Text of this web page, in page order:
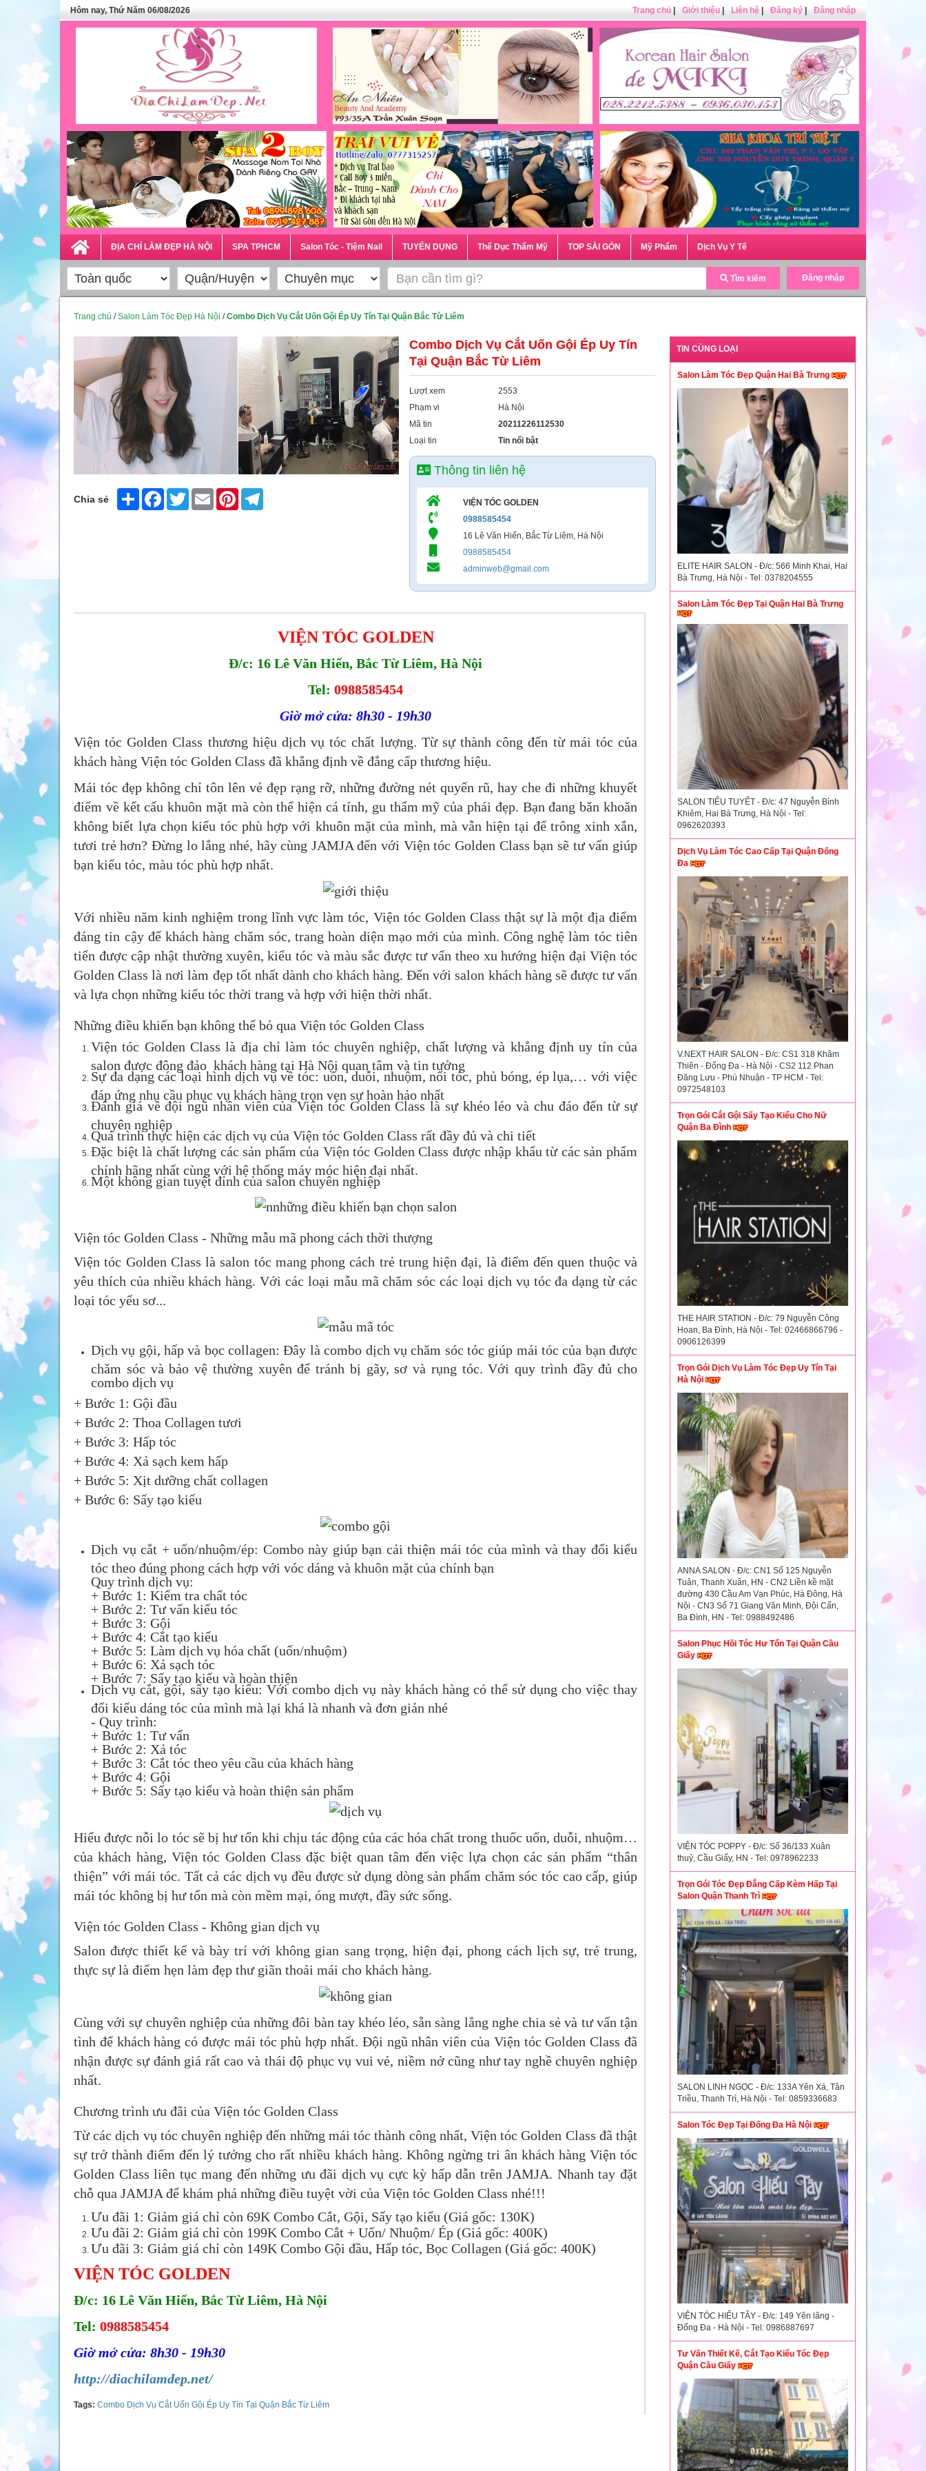
Hôm nay, Thứ Năm 06/08/2026 Trang chủ Giới thiệu Liên hệ Đăng ký Đăng nhập
ĐỊA CHỈ LÀM ĐẸP HÀ NỘI SPA TPHCM Salon Tóc - Tiệm Nail TUYỂN DỤNG Thể Dục Thẩm Mỹ TOP SÀI GÒN Mỹ Phẩm Dịch Vụ Y Tế
Tìm kiếm Đăng nhập
Trang chủ /Salon Làm Tóc Đẹp Hà Nội /Combo Dịch Vụ Cắt Uốn Gội Ép Uy Tín Tại Quận Bắc Từ Liêm
Chia sẻ Share FacebookTwitter Email Pinterest
Combo Dịch Vụ Cắt Uốn Gội Ép Uy Tín
Tại Quận Bắc Từ Liêm
Lượt xem
2553
Phạm vi
Hà Nội
Mã tin
20211226112530
Loại tin
Tin nổi bật
Thông tin liên hệ
VIỆN TÓC GOLDEN
0988585454
16 Lê Văn Hiến, Bắc Từ Liêm, Hà Nội
0988585454
adminweb@gmail.com
VIỆN TÓC GOLDEN
Đ/c: 16 Lê Văn Hiến, Bắc Từ Liêm, Hà Nội
Tel: 0988585454
Giờ mở cửa: 8h30 - 19h30
Viện tóc Golden Class thương hiệu dịch vụ tóc chất lượng. Từ sự thành công đến từ mái tóc của
khách hàng Viện tóc Golden Class đã khẳng định về đẳng cấp thương hiệu.
Mái tóc đẹp không chỉ tôn lên vẻ đẹp rạng rỡ, những đường nét quyến rũ, hay che đi những khuyết
điểm về kết cấu khuôn mặt mà còn thể hiện cá tính, gu thẩm mỹ của phái đẹp. Bạn đang băn khoăn
không biết lựa chọn kiểu tóc phù hợp với khuôn mặt của mình, mà vẫn hiện tại để trông xinh xắn,
tươi trẻ hơn? Đừng lo lắng nhé, hãy cùng JAMJA đến với Viện tóc Golden Class bạn sẽ tư vấn giúp
bạn kiểu tóc, màu tóc phù hợp nhất.
Với nhiều năm kinh nghiệm trong lĩnh vực làm tóc, Viện tóc Golden Class thật sự là một địa điểm
đáng tin cậy để khách hàng chăm sóc, trang hoàn diện mạo mới của mình. Công nghệ làm tóc tiên
tiến được cập nhật thường xuyên, kiểu tóc và màu sắc được tư vấn theo xu hướng hiện đại Viện tóc
Golden Class là nơi làm đẹp tốt nhất dành cho khách hàng. Đến với salon khách hàng sẽ được tư vấn
và lựa chọn những kiểu tóc thời trang và hợp với hiện thời nhất.
Những điều khiến bạn không thể bỏ qua Viện tóc Golden Class
Viện tóc Golden Class là địa chỉ làm tóc chuyên nghiệp, chất lượng và khẳng định uy tín của
salon được đông đảo khách hàng tại Hà Nội quan tâm và tin tưởng
Sự đa dạng các loại hình dịch vụ về tóc: uốn, duỗi, nhuộm, nối tóc, phủ bóng, ép lụa,… với việc
đáp ứng nhu cầu phục vụ khách hàng trọn vẹn sự hoàn hảo nhất
Đánh giá về đội ngũ nhân viên của Viện tóc Golden Class là sự khéo léo và chu đáo đến từ sự
chuyên nghiệp
Quá trình thực hiện các dịch vụ của Viện tóc Golden Class rất đầy đủ và chi tiết
Đặc biệt là chất lượng các sản phẩm của Viện tóc Golden Class được nhập khẩu từ các sản phẩm
chính hãng nhất cùng với hệ thống máy móc hiện đại nhất.
Một không gian tuyệt đỉnh của salon chuyên nghiệp
Viện tóc Golden Class - Những mẫu mã phong cách thời thượng
Viện tóc Golden Class là salon tóc mang phong cách trẻ trung hiện đại, là điểm đến quen thuộc và
yêu thích của nhiều khách hàng. Với các loại mẫu mã chăm sóc các loại dịch vụ tóc đa dạng từ các
loại tóc yếu sơ...
Dịch vụ gội, hấp và bọc collagen: Đây là combo dịch vụ chăm sóc tóc giúp mái tóc của bạn được
chăm sóc và bảo vệ thường xuyên để tránh bị gãy, sơ và rụng tóc. Với quy trình đầy đủ cho
combo dịch vụ
+ Bước 1: Gội đầu
+ Bước 2: Thoa Collagen tươi
+ Bước 3: Hấp tóc
+ Bước 4: Xả sạch kem hấp
+ Bước 5: Xịt dưỡng chất collagen
+ Bước 6: Sấy tạo kiểu
Dịch vụ cắt + uốn/nhuộm/ép: Combo này giúp bạn cải thiện mái tóc của mình và thay đổi kiểu
tóc theo đúng phong cách hợp với vóc dáng và khuôn mặt của chính bạn
Quy trình dịch vụ:
+ Bước 1: Kiểm tra chất tóc
+ Bước 2: Tư vấn kiểu tóc
+ Bước 3: Gội
+ Bước 4: Cắt tạo kiểu
+ Bước 5: Làm dịch vụ hóa chất (uốn/nhuộm)
+ Bước 6: Xả sạch tóc
+ Bước 7: Sấy tạo kiểu và hoàn thiện
Dịch vụ cắt, gội, sấy tạo kiểu: Với combo dịch vụ này khách hàng có thể sử dụng cho việc thay
đổi kiểu dáng tóc của mình mà lại khá là nhanh và đơn giản nhé
- Quy trình:
+ Bước 1: Tư vấn
+ Bước 2: Xả tóc
+ Bước 3: Cắt tóc theo yêu cầu của khách hàng
+ Bước 4: Gội
+ Bước 5: Sấy tạo kiểu và hoàn thiện sản phẩm
Hiểu được nỗi lo tóc sẽ bị hư tổn khi chịu tác động của các hóa chất trong thuốc uốn, duỗi, nhuộm…
của khách hàng, Viện tóc Golden Class đặc biệt quan tâm đến việc lựa chọn các sản phẩm “thân
thiện” với mái tóc. Tất cả các dịch vụ đều được sử dụng dòng sản phẩm chăm sóc tóc cao cấp, giúp
mái tóc không bị hư tổn mà còn mềm mại, óng mượt, đầy sức sống.
Viện tóc Golden Class - Không gian dịch vụ
Salon được thiết kế và bày trí với không gian sang trọng, hiện đại, phong cách lịch sự, trẻ trung,
thực sự là điểm hẹn làm đẹp thư giãn thoải mái cho khách hàng.
Cùng với sự chuyên nghiệp của những đôi bàn tay khéo léo, sẵn sàng lắng nghe chia sẻ và tư vấn tận
tình để khách hàng có được mái tóc phù hợp nhất. Đội ngũ nhân viên của Viện tóc Golden Class đã
nhận được sự đánh giá rất cao và thái độ phục vụ vui vẻ, niềm nở cũng như tay nghề chuyên nghiệp
nhất.
Chương trình ưu đãi của Viện tóc Golden Class
Từ các dịch vụ tóc chuyên nghiệp đến những mái tóc thành công nhất, Viện tóc Golden Class đã thật
sự trở thành điểm đến lý tưởng cho rất nhiều khách hàng. Không ngừng tri ân khách hàng Viện tóc
Golden Class liên tục mang đến những ưu đãi dịch vụ cực kỳ hấp dẫn trên JAMJA. Nhanh tay đặt
chỗ qua JAMJA để khám phá những điều tuyệt vời của Viện tóc Golden Class nhé!!!
Ưu đãi 1: Giảm giá chỉ còn 69K Combo Cắt, Gội, Sấy tạo kiểu (Giá gốc: 130K)
Ưu đãi 2: Giảm giá chỉ còn 199K Combo Cắt + Uốn/ Nhuộm/ Ép (Giá gốc: 400K)
Ưu đãi 3: Giảm giá chỉ còn 149K Combo Gội đầu, Hấp tóc, Bọc Collagen (Giá gốc: 400K)
VIỆN TÓC GOLDEN
Đ/c: 16 Lê Văn Hiến, Bắc Từ Liêm, Hà Nội
Tel: 0988585454
Giờ mở cửa: 8h30 - 19h30
http://diachilamdep.net/
Tags: Combo Dịch Vụ Cắt Uốn Gội Ép Uy Tín Tại Quận Bắc Từ Liêm
TIN CÙNG LOẠI
Salon Làm Tóc Đẹp Quận Hai Bà Trưng
ELITE HAIR SALON - Đ/c: 566 Minh Khai, Hai
Bà Trưng, Hà Nội - Tel: 0378204555
Salon Làm Tóc Đẹp Tại Quận Hai Bà Trưng
SALON TIỂU TUYẾT - Đ/c: 47 Nguyễn Bỉnh
Khiêm, Hai Bà Trưng, Hà Nội - Tel:
0962620393
Dịch Vụ Làm Tóc Cao Cấp Tại Quận Đống
Đa
V.NEXT HAIR SALON - Đ/c: CS1 318 Khâm
Thiên - Đống Đa - Hà Nội - CS2 112 Phan
Đăng Lưu - Phú Nhuận - TP HCM - Tel:
0972548103
Trọn Gói Cắt Gội Sấy Tạo Kiểu Cho Nữ
Quận Ba Đình
THE HAIR STATION - Đ/c: 79 Nguyễn Công
Hoan, Ba Đình, Hà Nội - Tel: 02466866796 -
0906126399
Trọn Gói Dịch Vụ Làm Tóc Đẹp Uy Tín Tại
Hà Nội
ANNA SALON - Đ/c: CN1 Số 125 Nguyễn
Tuân, Thanh Xuân, HN - CN2 Liền kề mặt
đường 430 Cầu Am Vạn Phúc, Hà Đông, Hà
Nội - CN3 Số 71 Giang Văn Minh, Đội Cấn,
Ba Đình, HN - Tel: 0988492486
Salon Phục Hồi Tóc Hư Tổn Tại Quận Cầu
Giấy
VIỆN TÓC POPPY - Đ/c: Số 36/133 Xuân
thuỷ, Cầu Giấy, HN - Tel: 0978962233
Trọn Gói Tóc Đẹp Đẳng Cấp Kèm Hấp Tại
Salon Quận Thanh Trì
SALON LINH NGỌC - Đ/c: 133A Yên Xá, Tân
Triều, Thanh Trì, Hà Nội - Tel: 0859336683
Salon Tóc Đẹp Tại Đống Đa Hà Nội
VIỆN TÓC HIẾU TÂY - Đ/c: 149 Yên lãng -
Đống Đa - Hà Nội - Tel: 0986887697
Tư Vấn Thiết Kế, Cắt Tạo Kiểu Tóc Đẹp
Quận Cầu Giấy